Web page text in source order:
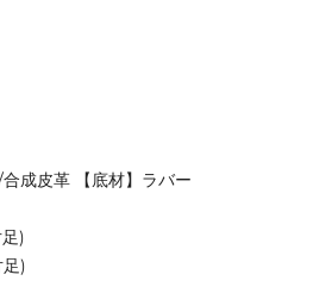
成皮革 【底材】ラバー
)
)